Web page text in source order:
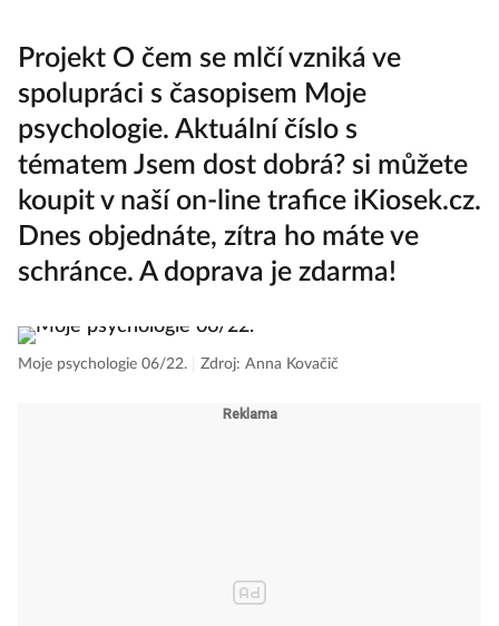
Projekt O čem se mlčí vzniká ve
spolupráci s časopisem Moje
psychologie. Aktuální číslo s
tématem Jsem dost dobrá? si můžete
koupit v naší on-line trafice iKiosek.cz.
Dnes objednáte, zítra ho máte ve
schránce. A doprava je zdarma!
Moje psychologie 06/22. Zdroj: Anna Kovačič